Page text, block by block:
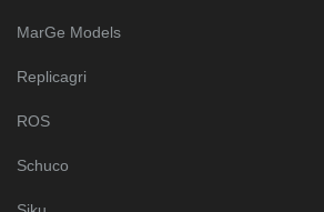
MarGe Models
Replicagri
ROS
Schuco